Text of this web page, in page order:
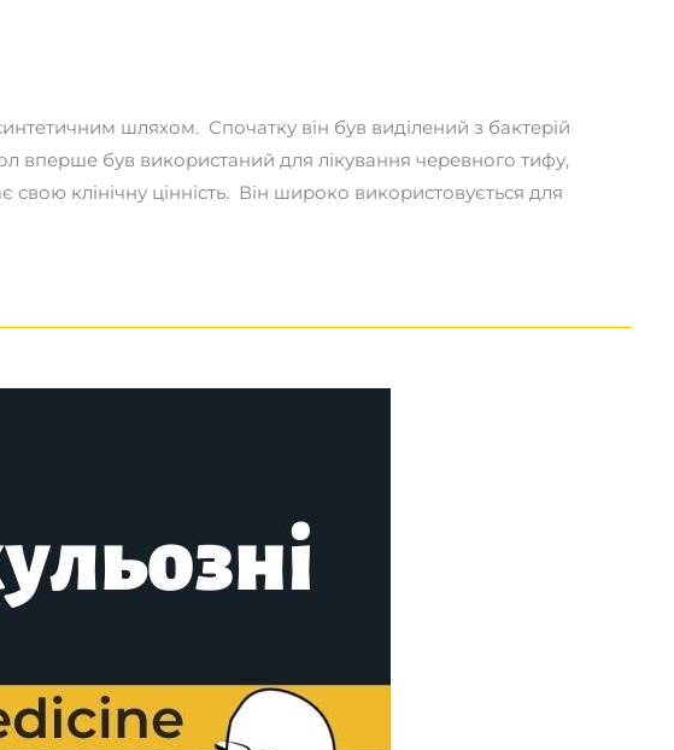
шляхом. Спочатку він був виділений з бактерій
вперше був використаний для лікування черевного тифу,
свою клінічну цінність. Він широко використовується для